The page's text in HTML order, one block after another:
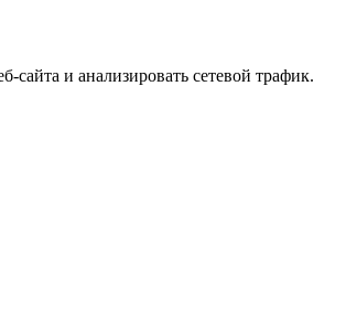
и анализировать сетевой трафик.